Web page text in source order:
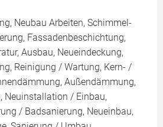
Neubau Arbeiten, Schimmel-
Fassadenbeschichtung,
Ausbau, Neueindeckung,
Reinigung / Wartung, Kern- /
Außendämmung,
Neuinstallation / Einbau,
/ Badsanierung, Neueinbau,